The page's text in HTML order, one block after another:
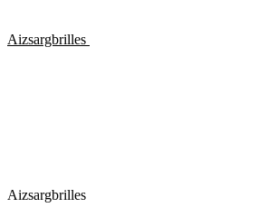
Aizsargbrilles
Aizsargbrilles